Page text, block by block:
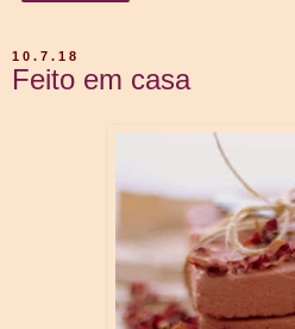
10.7.18
Feito em casa